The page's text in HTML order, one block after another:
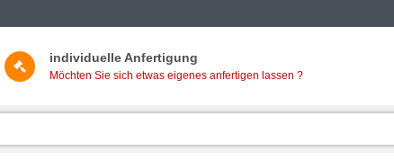
individuelle Anfertigung
Möchten Sie sich etwas eigenes anfertigen lassen ?